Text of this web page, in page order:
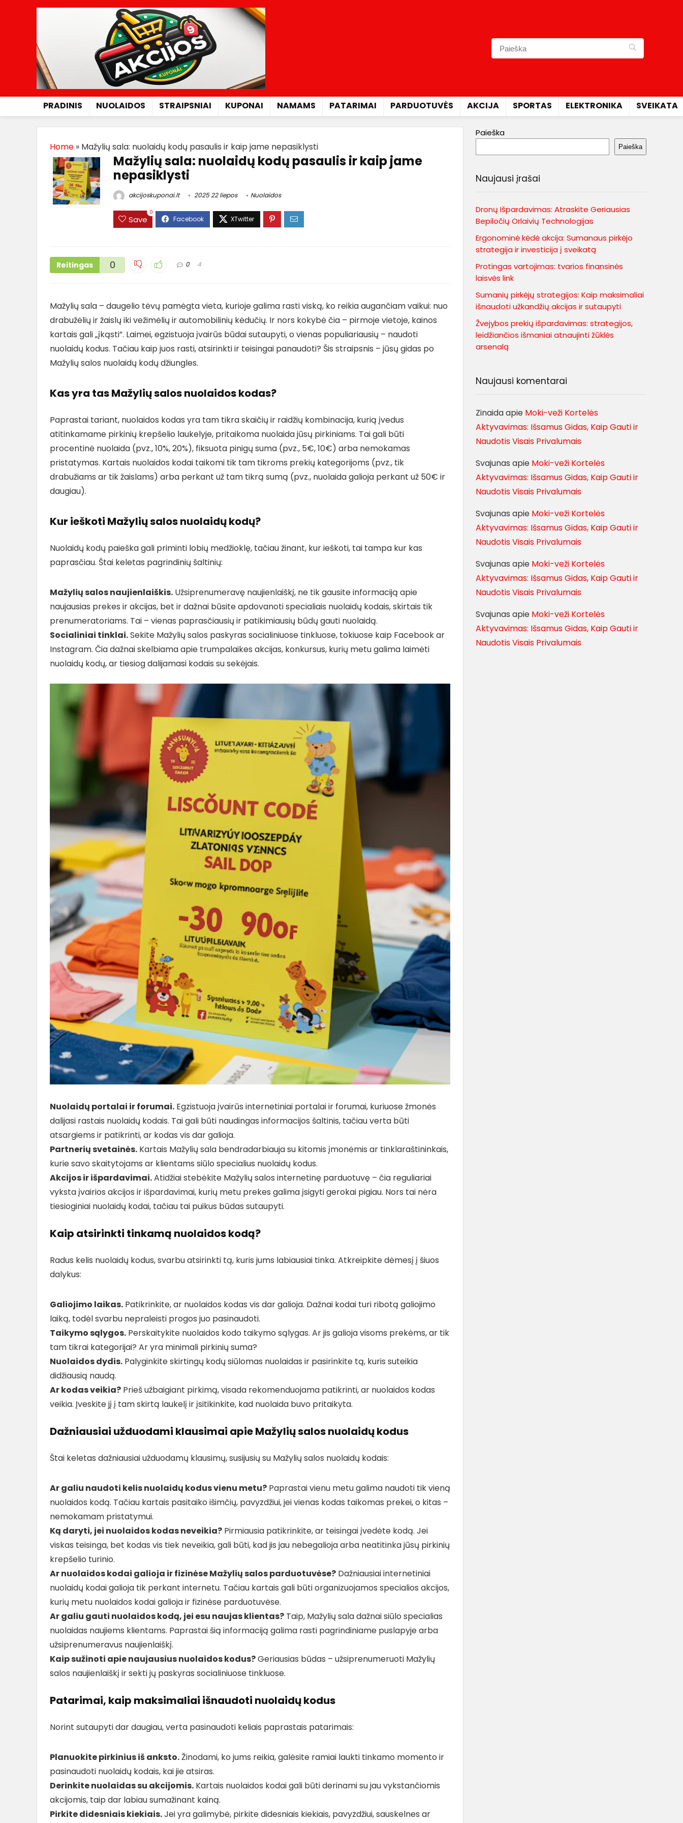
PRADINIS NUOLAIDOS STRAIPSNIAI KUPONAI NAMAMS PATARIMAI PARDUOTUVĖS AKCIJA SPORTAS ELEKTRONIKA SVEIKATA
Home » Mažylių sala: nuolaidų kodų pasaulis ir kaip jame nepasiklysti
Mažylių sala: nuolaidų kodų pasaulis ir kaip jame
nepasiklysti
akcijoskuponai.lt 2025 22 liepos Nuolaidos
Save
0
Reitingas 0 0 4
Mažylių sala – daugelio tėvų pamėgta vieta, kurioje galima rasti viską, ko reikia augančiam vaikui: nuo
drabužėlių ir žaislų iki vežimėlių ir automobilinių kėdučių. Ir nors kokybė čia – pirmoje vietoje, kainos
kartais gali „įkąsti”. Laimei, egzistuoja įvairūs būdai sutaupyti, o vienas populiariausių – naudoti
nuolaidų kodus. Tačiau kaip juos rasti, atsirinkti ir teisingai panaudoti? Šis straipsnis – jūsų gidas po
Mažylių salos nuolaidų kodų džiungles.
Kas yra tas Mažylių salos nuolaidos kodas?
Paprastai tariant, nuolaidos kodas yra tam tikra skaičių ir raidžių kombinacija, kurią įvedus
atitinkamame pirkinių krepšelio laukelyje, pritaikoma nuolaida jūsų pirkiniams. Tai gali būti
procentinė nuolaida (pvz., 10%, 20%), fiksuota pinigų suma (pvz., 5€, 10€) arba nemokamas
pristatymas. Kartais nuolaidos kodai taikomi tik tam tikroms prekių kategorijoms (pvz., tik
drabužiams ar tik žaislams) arba perkant už tam tikrą sumą (pvz., nuolaida galioja perkant už 50€ ir
daugiau).
Kur ieškoti Mažylių salos nuolaidų kodų?
Nuolaidų kodų paieška gali priminti lobių medžioklę, tačiau žinant, kur ieškoti, tai tampa kur kas
paprasčiau. Štai keletas pagrindinių šaltinių:
Mažylių salos naujienlaiškis. Užsiprenumeravę naujienlaiškį, ne tik gausite informaciją apie
naujausias prekes ir akcijas, bet ir dažnai būsite apdovanoti specialiais nuolaidų kodais, skirtais tik
prenumeratoriams. Tai – vienas paprasčiausių ir patikimiausių būdų gauti nuolaidą.
Socialiniai tinklai.Sekite Mažylių salos paskyras socialiniuose tinkluose, tokiuose kaip Facebook ar
Instagram. Čia dažnai skelbiama apie trumpalaikes akcijas, konkursus, kurių metu galima laimėti
nuolaidų kodų, ar tiesiog dalijamasi kodais su sekėjais.
Nuolaidų portalai ir forumai. Egzistuoja įvairūs internetiniai portalai ir forumai, kuriuose žmonės
dalijasi rastais nuolaidų kodais. Tai gali būti naudingas informacijos šaltinis, tačiau verta būti
atsargiems ir patikrinti, ar kodas vis dar galioja.
Partnerių svetainės. Kartais Mažylių sala bendradarbiauja su kitomis įmonėmis ar tinklaraštininkais,
kurie savo skaitytojams ar klientams siūlo specialius nuolaidų kodus.
Akcijos ir išpardavimai.Atidžiai stebėkite Mažylių salos internetinę parduotuvę – čia reguliariai
vyksta įvairios akcijos ir išpardavimai, kurių metu prekes galima įsigyti gerokai pigiau. Nors tai nėra
tiesioginiai nuolaidų kodai, tačiau tai puikus būdas sutaupyti.
Kaip atsirinkti tinkamą nuolaidos kodą?
Radus kelis nuolaidų kodus, svarbu atsirinkti tą, kuris jums labiausiai tinka. Atkreipkite dėmesį į šiuos
dalykus:
Galiojimo laikas. Patikrinkite, ar nuolaidos kodas vis dar galioja. Dažnai kodai turi ribotą galiojimo
laiką, todėl svarbu nepraleisti progos juo pasinaudoti.
Taikymo sąlygos. Perskaitykite nuolaidos kodo taikymo sąlygas. Ar jis galioja visoms prekėms, ar tik
tam tikrai kategorijai? Ar yra minimali pirkinių suma?
Nuolaidos dydis. Palyginkite skirtingų kodų siūlomas nuolaidas ir pasirinkite tą, kuris suteikia
didžiausią naudą.
Ar kodas veikia? Prieš užbaigiant pirkimą, visada rekomenduojama patikrinti, ar nuolaidos kodas
veikia. Įveskite jį į tam skirtą laukelį ir įsitikinkite, kad nuolaida buvo pritaikyta.
Dažniausiai užduodami klausimai apie Mažylių salos nuolaidų kodus
Štai keletas dažniausiai užduodamų klausimų, susijusių su Mažylių salos nuolaidų kodais:
Ar galiu naudoti kelis nuolaidų kodus vienu metu? Paprastai vienu metu galima naudoti tik vieną
nuolaidos kodą. Tačiau kartais pasitaiko išimčių, pavyzdžiui, jei vienas kodas taikomas prekei, o kitas –
nemokamam pristatymui.
Ką daryti, jei nuolaidos kodas neveikia? Pirmiausia patikrinkite, ar teisingai įvedėte kodą. Jei
viskas teisinga, bet kodas vis tiek neveikia, gali būti, kad jis jau nebegalioja arba neatitinka jūsų pirkinių
krepšelio turinio.
Ar nuolaidos kodai galioja ir fizinėse Mažylių salos parduotuvėse? Dažniausiai internetiniai
nuolaidų kodai galioja tik perkant internetu. Tačiau kartais gali būti organizuojamos specialios akcijos,
kurių metu nuolaidos kodai galioja ir fizinėse parduotuvėse.
Ar galiu gauti nuolaidos kodą, jei esu naujas klientas? Taip, Mažylių sala dažnai siūlo specialias
nuolaidas naujiems klientams. Paprastai šią informaciją galima rasti pagrindiniame puslapyje arba
užsiprenumeravus naujienlaiškį.
Kaip sužinoti apie naujausius nuolaidos kodus?Geriausias būdas – užsiprenumeruoti Mažylių
salos naujienlaiškį ir sekti jų paskyras socialiniuose tinkluose.
Patarimai, kaip maksimaliai išnaudoti nuolaidų kodus
Norint sutaupyti dar daugiau, verta pasinaudoti keliais paprastais patarimais:
Planuokite pirkinius iš anksto.Žinodami, ko jums reikia, galėsite ramiai laukti tinkamo momento ir
pasinaudoti nuolaidų kodais, kai jie atsiras.
Derinkite nuolaidas su akcijomis. Kartais nuolaidos kodai gali būti derinami su jau vykstančiomis
akcijomis, taip dar labiau sumažinant kainą.
Pirkite didesniais kiekiais.Jei yra galimybė, pirkite didesniais kiekiais, pavyzdžiui, sauskelnes ar
Paieška
Paieška
Naujausi įrašai
Dronų Išpardavimas: Atraskite Geriausias
Bepiločių Orlaivių Technologijas
Ergonominė kėdė akcija: Sumanaus pirkėjo
strategija ir investicija į sveikatą
Protingas vartojimas: tvarios finansinės
laisvės link
Sumanių pirkėjų strategijos: Kaip maksimaliai
išnaudoti užkandžių akcijas ir sutaupyti
Žvejybos prekių išpardavimas: strategijos,
leidžiančios išmaniai atnaujinti žūklės
arsenalą
Naujausi komentarai
Zinaidaapie Moki-veži Kortelės
Aktyvavimas: Išsamus Gidas, Kaip Gauti ir
Naudotis Visais Privalumais
Svajunas apie Moki-veži Kortelės
Aktyvavimas: Išsamus Gidas, Kaip Gauti ir
Naudotis Visais Privalumais
Svajunas apie Moki-veži Kortelės
Aktyvavimas: Išsamus Gidas, Kaip Gauti ir
Naudotis Visais Privalumais
Svajunas apie Moki-veži Kortelės
Aktyvavimas: Išsamus Gidas, Kaip Gauti ir
Naudotis Visais Privalumais
Svajunas apie Moki-veži Kortelės
Aktyvavimas: Išsamus Gidas, Kaip Gauti ir
Naudotis Visais Privalumais